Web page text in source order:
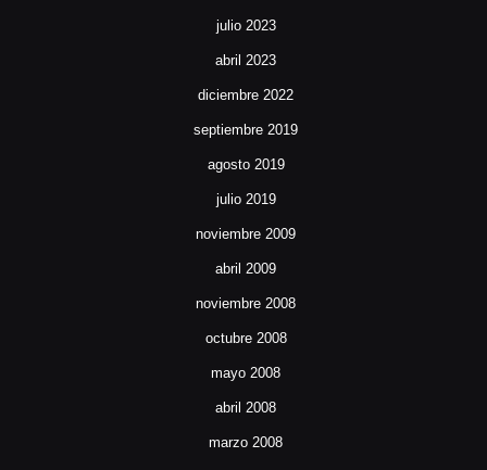
julio 2023
abril 2023
diciembre 2022
septiembre 2019
agosto 2019
julio 2019
noviembre 2009
abril 2009
noviembre 2008
octubre 2008
mayo 2008
abril 2008
marzo 2008